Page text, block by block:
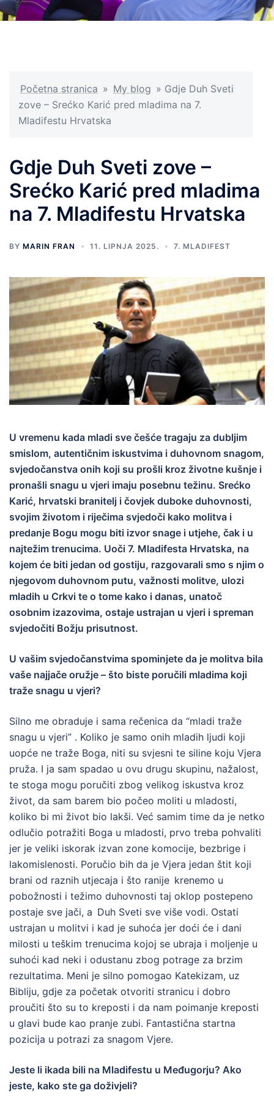
Početna stranica » My blog » Gdje Duh Sveti
zove – Srećko Karić pred mladima na 7.
Mladifestu Hrvatska
Gdje Duh Sveti zove –
Srećko Karić pred mladima
na 7. Mladifestu Hrvatska
BY MARIN FRAN 11. LIPNJA 2025. 7. MLADIFEST
U vremenu kada mladi sve češće tragaju za dubljim
smislom, autentičnim iskustvima i duhovnom snagom,
svjedočanstva onih koji su prošli kroz životne kušnje i
pronašli snagu u vjeri imaju posebnu težinu. Srećko
Karić, hrvatski branitelj i čovjek duboke duhovnosti,
svojim životom i riječima svjedoči kako molitva i
predanje Bogu mogu biti izvor snage i utjehe, čak i u
najtežim trenucima. Uoči 7. Mladifesta Hrvatska, na
kojem će biti jedan od gostiju, razgovarali smo s njim o
njegovom duhovnom putu, važnosti molitve, ulozi
mladih u Crkvi te o tome kako i danas, unatoč
osobnim izazovima, ostaje ustrajan u vjeri i spreman
svjedočiti Božju prisutnost.
U vašim svjedočanstvima spominjete da je molitva bila
vaše najjače oružje – što biste poručili mladima koji
traže snagu u vjeri?
Silno me obraduje i sama rečenica da “mladi traže
snagu u vjeri” . Koliko je samo onih mladih ljudi koji
uopće ne traže Boga, niti su svjesni te siline koju Vjera
pruža. I ja sam spadao u ovu drugu skupinu, nažalost,
te stoga mogu poručiti zbog velikog iskustva kroz
život, da sam barem bio počeo moliti u mladosti,
koliko bi mi život bio lakši. Već samim time da je netko
odlučio potražiti Boga u mladosti, prvo treba pohvaliti
jer je veliki iskorak izvan zone komocije, bezbrige i
lakomislenosti. Poručio bih da je Vjera jedan štit koji
brani od raznih utjecaja i što ranije krenemo u
pobožnosti i težimo duhovnosti taj oklop postepeno
postaje sve jači, a Duh Sveti sve više vodi. Ostati
ustrajan u molitvi i kad je suhoća jer doći će i dani
milosti u teškim trenucima kojoj se ubraja i moljenje u
suhoći kad neki i odustanu zbog potrage za brzim
rezultatima. Meni je silno pomogao Katekizam, uz
Bibliju, gdje za početak otvoriti stranicu i dobro
proučiti što su to kreposti i da nam poimanje kreposti
u glavi bude kao pranje zubi. Fantastična startna
pozicija u potrazi za snagom Vjere.
Jeste li ikada bili na Mladifestu u Međugorju? Ako
jeste, kako ste ga doživjeli?